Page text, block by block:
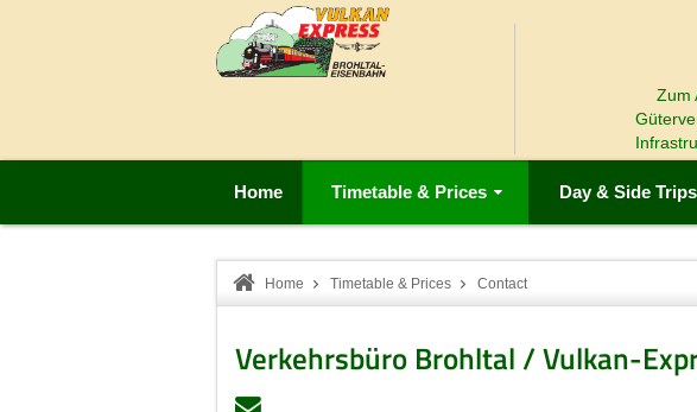
Zum
Home Timetable & Prices Day & Side Trips
Home Timetable & Prices Contact
Verkehrsbüro Brohltal / Vulkan-